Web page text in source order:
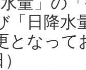
「日降
となっ